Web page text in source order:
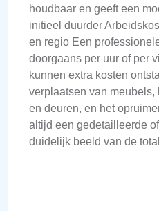
houdbaar en geeft een
initieel duurder
en regio Een
doorgaans per uur of per
kunnen extra kosten
verplaatsen van meubels,
en deuren, en het
altijd een gedetailleerde
duidelijk beeld van de